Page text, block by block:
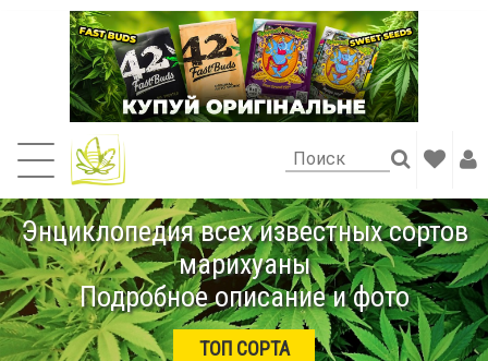
Энциклопедия всех известных сортов
марихуаны
Подробное описание и фото
ТОП СОРТА